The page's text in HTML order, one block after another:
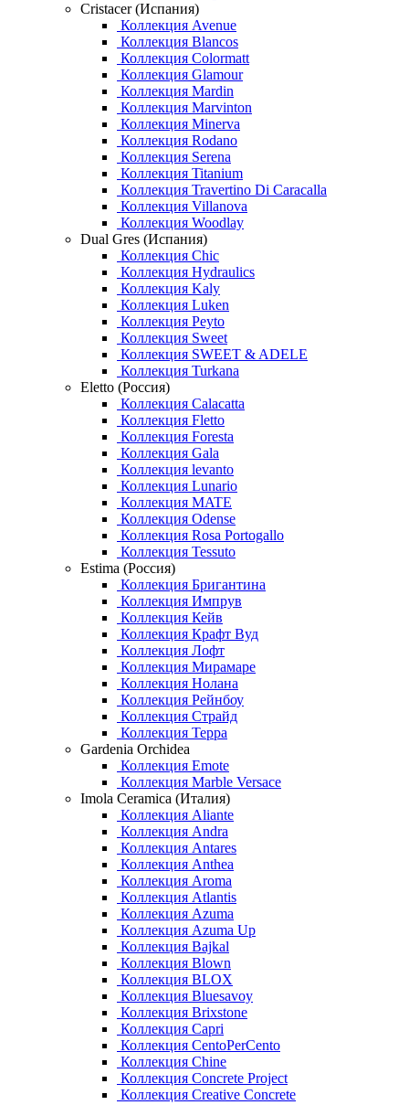
Cristacer (Испания)
Коллекция Avenue
Коллекция Blancos
Коллекция Colormatt
Коллекция Glamour
Коллекция Mardin
Коллекция Marvinton
Коллекция Minerva
Коллекция Rodano
Коллекция Serena
Коллекция Titanium
Коллекция Travertino Di Caracalla
Коллекция Villanova
Коллекция Woodlay
Dual Gres (Испания)
Коллекция Chic
Коллекция Hydraulics
Коллекция Kaly
Коллекция Luken
Коллекция Peyto
Коллекция Sweet
Коллекция SWEET & ADELE
Коллекция Turkana
Eletto (Россия)
Коллекция Calacatta
Коллекция Fletto
Коллекция Foresta
Коллекция Gala
Коллекция levanto
Коллекция Lunario
Коллекция MATE
Коллекция Odense
Коллекция Rosa Portogallo
Коллекция Tessuto
Estima (Россия)
Коллекция Бригантина
Коллекция Импрув
Коллекция Кейв
Коллекция Крафт Вуд
Коллекция Лофт
Коллекция Мирамаре
Коллекция Нолана
Коллекция Рейнбоу
Коллекция Страйд
Коллекция Терра
Gardenia Orchidea
Коллекция Emote
Коллекция Marble Versace
Imola Ceramica (Италия)
Коллекция Aliante
Коллекция Andra
Коллекция Antares
Коллекция Anthea
Коллекция Aroma
Коллекция Atlantis
Коллекция Azuma
Коллекция Azuma Up
Коллекция Bajkal
Коллекция Blown
Коллекция BLOX
Коллекция Bluesavoy
Коллекция Brixstone
Коллекция Capri
Коллекция CentoPerCento
Коллекция Chine
Коллекция Concrete Project
Коллекция Creative Concrete